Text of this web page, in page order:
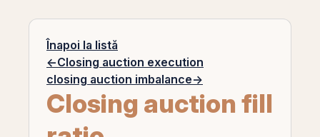
Înapoi la listă
←Closing auction execution
closing auction imbalance→
Closing auction fill